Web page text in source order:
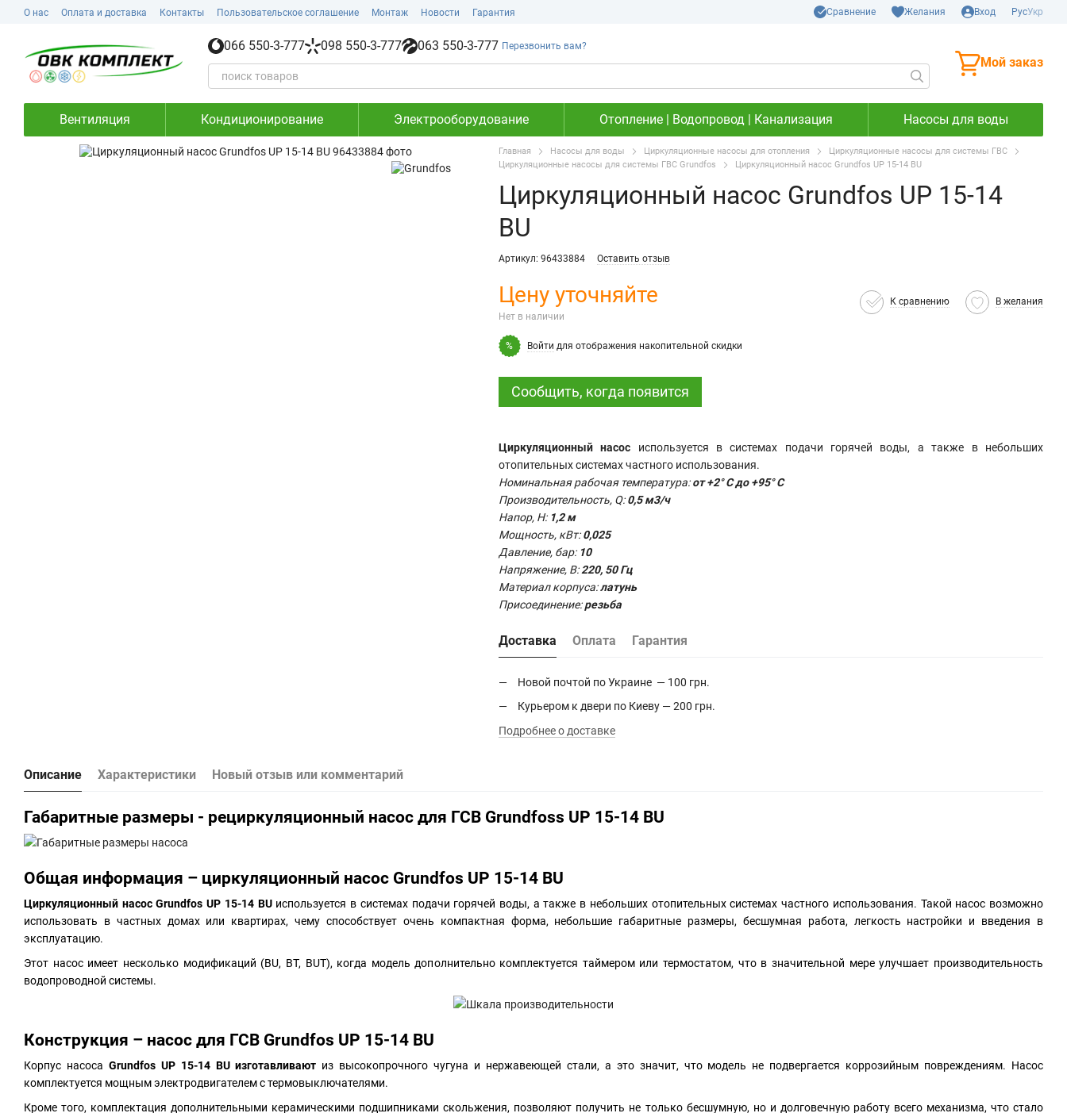
Перейти к основному контенту
О нас Оплата и доставка Контакты Пользовательское соглашение Монтаж Новости Гарантия Сравнение Желания Вход РусУкр
066 550-3-777 098 550-3-777 063 550-3-777 Перезвонить вам?
Мой заказ
Вентиляция Кондиционирование Электрооборудование Отопление | Водопровод | Канализация Насосы для воды
Главная Насосы для воды Циркуляционные насосы для отопления
Циркуляционные насосы для системы ГВС
Циркуляционные насосы для системы ГВС Grundfos
Циркуляционный насос Grundfos UP 15-14 BU
Циркуляционный насос Grundfos UP 15-14
BU
Артикул: 96433884 Оставить отзыв
Цену уточняйте
Нет в наличии
К сравнению В желания
% Войти для отображения накопительной скидки
Сообщить, когда появится
Циркуляционный насос используется в системах подачи горячей воды, а также в небольших
отопительных системах частного использования.
Номинальная рабочая температура:от +2° C до +95° C
Производительность, Q:0,5 м3/ч
Напор, Н: 1,2 м
Мощность, кВт:0,025
Давление, бар: 10
Напряжение, В:220, 50 Гц
Материал корпуса:латунь
Присоединение:резьба
Доставка Оплата Гарантия
Новой почтой по Украине — 100 грн.
Курьером к двери по Киеву — 200 грн.
Подробнее о доставке
Описание Характеристики Новый отзыв или комментарий
Габаритные размеры - рециркуляционный насос для ГСВ Grundfoss UP 15-14 BU
Общая информация – циркуляционный насос Grundfos UP 15-14 BU
Циркуляционный насос Grundfos UP 15-14 BUиспользуется в системах подачи горячей воды, а также в небольших отопительных системах частного использования. Такой насос возможно
использовать в частных домах или квартирах, чему способствует очень компактная форма, небольшие габаритные размеры, бесшумная работа, легкость настройки и введения в
эксплуатацию.
Этот насос имеет несколько модификаций (BU, BT, BUT), когда модель дополнительно комплектуется таймером или термостатом, что в значительной мере улучшает производительность
водопроводной системы.
Конструкция – насос для ГСВ Grundfos UP 15-14 BU
Корпус насоса Grundfos UP 15-14 BUизготавливают из высокопрочного чугуна и нержавеющей стали, а это значит, что модель не подвергается коррозийным повреждениям. Насос
комплектуется мощным электродвигателем с термовыключателями.
Кроме того, комплектация дополнительными керамическими подшипниками скольжения, позволяют получить не только бесшумную, но и долговечную работу всего механизма, что стало